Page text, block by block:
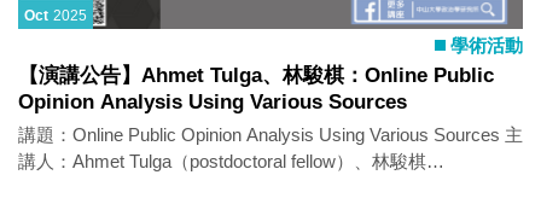
Oct 2025
學術活動
【演講公告】Ahmet Tulga、林駿棋：Online Public
Opinion Analysis Using Various Sources
講題：Online Public Opinion Analysis Using Various Sources 主
講人：Ahmet Tulga（postdoctoral fellow）、林駿棋